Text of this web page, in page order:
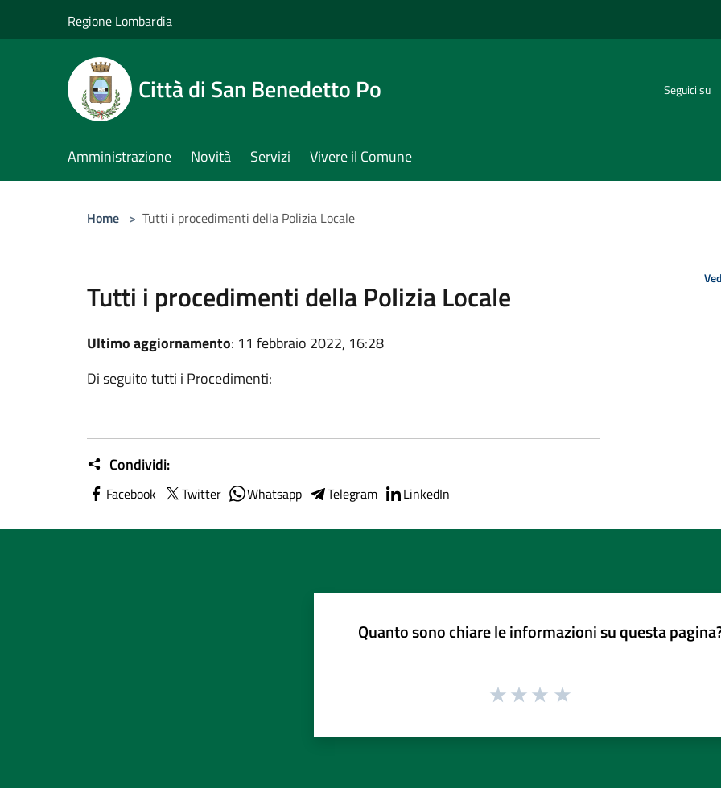
Regione Lombardia
Città di San Benedetto Po Seguici su
Amministrazione Novità Servizi Vivere il Comune
Home > Tutti i procedimenti della Polizia Locale
Tutti i procedimenti della Polizia Locale
Ultimo aggiornamento: 11 febbraio 2022, 16:28
Di seguito tutti i Procedimenti:
Condividi:
Facebook Twitter Whatsapp Telegram LinkedIn
Quanto sono chiare le informazioni su questa